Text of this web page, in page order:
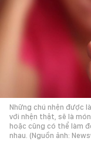
Những chú nhện được
với nhện thật, sẽ là
hoặc cũng có thể làm
nhau. (Nguồn ảnh: